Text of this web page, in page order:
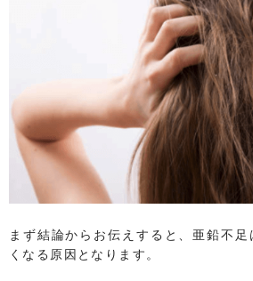
まず結論からお伝えすると、亜鉛不
くなる原因となります。